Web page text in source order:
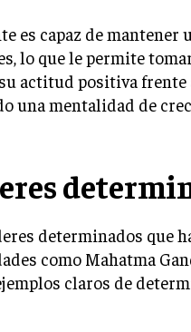
es capaz de mantener
lo que le permite
actitud positiva frente
una mentalidad de
determinados que
como Mahatma
claros de